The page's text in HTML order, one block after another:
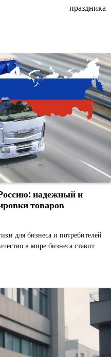
праздника
надежный и
товаров
для бизнеса и потребителей
в мире бизнеса ставит